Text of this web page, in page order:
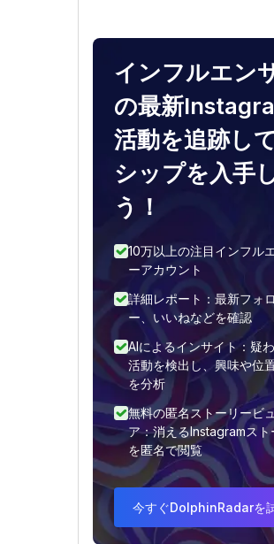
インフルエン
の最新
活動を追跡し
シップを入手
う！
10万以上の注目インフル
ーアカウント
詳細レポート：最新フォ
ー、いいねなどを確認
AIによるインサイト：疑
活動を検出し、興味や位
を分析
無料の匿名ストーリービ
ア：消えるInstagramスト
を匿名で閲覧
今すぐDolphinRadarを